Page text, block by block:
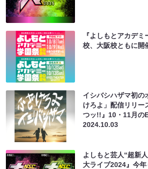
『よしもとアカデ
校、大阪校ともに
イシバシハザマ初の
けろよ」配信リリー
つッ!!』10・11月の
2024.10.03
よしもと芸人“超新
大ライブ2024』今